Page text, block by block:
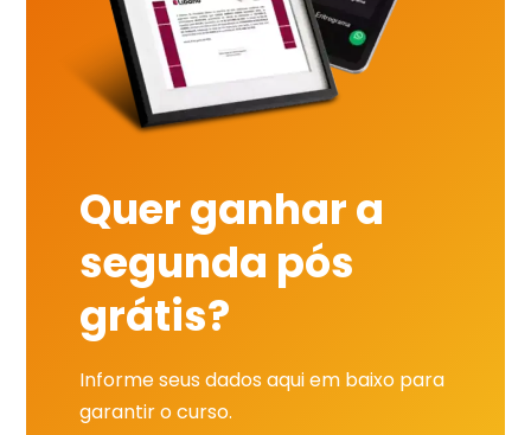
Quer ganhar a
segunda pós
grátis?
Informe seus dados aqui em baixo para
garantir o curso.